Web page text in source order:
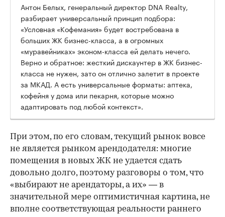
Антон Белых, генеральный директор DNA Realty,
разбирает универсальный принцип подбора:
«Условная «Кофемания» будет востребована в
больших ЖК бизнес-класса, а в огромных
«муравейниках» эконом-класса ей делать нечего.
Верно и обратное: жесткий дискаунтер в ЖК бизнес-
класса не нужен, зато он отлично залетит в проекте
за МКАД. А есть универсальные форматы: аптека,
кофейня у дома или пекарня, которые можно
адаптировать под любой контекст».
При этом, по его словам, текущий рынок вовсе
не является рынком арендодателя: многие
помещения в новых ЖК не удается сдать
довольно долго, поэтому разговоры о том, что
«выбирают не арендаторы, а их» — в
значительной мере оптимистичная картина, не
вполне соответствующая реальности раннего